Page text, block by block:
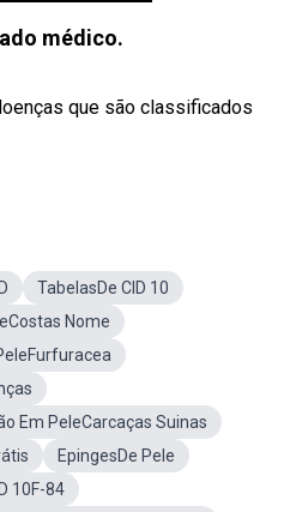
médico.
que são classificados
TabelasDe CID 10
Nome
Em PeleCarcaças Suinas
EpingesDe Pele
10F-84